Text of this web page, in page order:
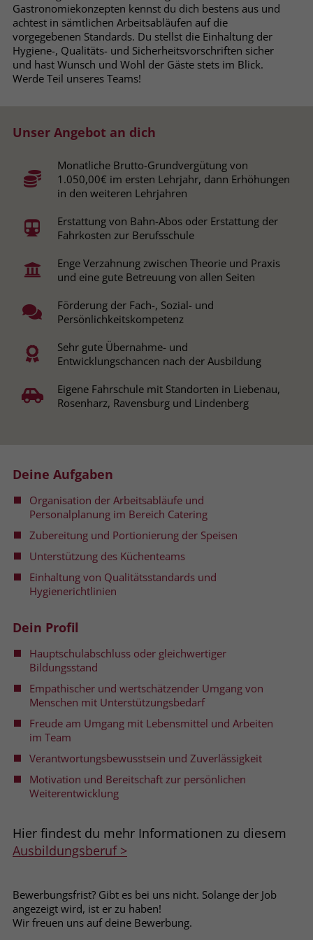
Gastronomiekonzepten kennst du dich bestens aus und
achtest in sämtlichen Arbeitsabläufen auf die
vorgegebenen Standards. Du stellst die Einhaltung der
Hygiene-, Qualitäts- und Sicherheitsvorschriften sicher
und hast Wunsch und Wohl der Gäste stets im Blick.
Werde Teil unseres Teams!
Unser Angebot an dich
Monatliche Brutto-Grundvergütung von
1.050,00€ im ersten Lehrjahr, dann Erhöhungen
in den weiteren Lehrjahren
Erstattung von Bahn-Abos oder Erstattung der
Fahrkosten zur Berufsschule
Enge Verzahnung zwischen Theorie und Praxis
und eine gute Betreuung von allen Seiten
Förderung der Fach-, Sozial- und
Persönlichkeitskompetenz
Sehr gute Übernahme- und
Entwicklungschancen nach der Ausbildung
Eigene Fahrschule mit Standorten in Liebenau,
Rosenharz, Ravensburg und Lindenberg
Deine Aufgaben
Organisation der Arbeitsabläufe und
Personalplanung im Bereich Catering
Zubereitung und Portionierung der Speisen
Unterstützung des Küchenteams
Einhaltung von Qualitätsstandards und
Hygienerichtlinien
Dein Profil
Hauptschulabschluss oder gleichwertiger
Bildungsstand
Empathischer und wertschätzender Umgang von
Menschen mit Unterstützungsbedarf
Freude am Umgang mit Lebensmittel und Arbeiten
im Team
Verantwortungsbewusstsein und Zuverlässigkeit
Motivation und Bereitschaft zur persönlichen
Weiterentwicklung
Hier findest du mehr Informationen zu diesem
Ausbildungsberuf >
Bewerbungsfrist? Gibt es bei uns nicht. Solange der Job
angezeigt wird, ist er zu haben!
Wir freuen uns auf deine Bewerbung.
Name PHPSESSID
Anbieter stiftung-liebenau.de
Zweck
Behält die Zustände des Benutzers bei
allen Seitenanfragen bei.
Name cookie_optin
Anbieter www.stiftung-liebenau.de
Behält die Zustimmung des Benutzers
Anbieter .fonts.net
Laufzeit 30 Minuten
Anbieter jobs.stiftung-liebenau.de
Zweck
Behält die Zustände des Benutzers bei
allen Seitenanfragen bei.
Zweck
Browsers und die Einstellungen
exklusiv für diese Website zu speichern.
Dadurch wird gewährleistet, dass
Aktionen, die bei späteren Besuchen
derselben Website durchgeführt
Anbieter www.clarity.ms
Zweck
Microsoft Clarity setzt dieses Cookie,
zu speichern und in einer einzigen
Sitzungsaufzeichnung
zusammenzufassen.
Name _gcl_au
Laufzeit 90 Tage
Name _gcl_aw
Anbieter Google Ads
Laufzeit 90 Tage
Zweck
Dieses Cookie wird gesetzt, wenn ein
User über einen Klick auf eine Google
sodass erzielte Erfolge wie z.B.
Bestellungen oder Kontaktanfragen der
Name _gcl_dc
Anbieter Google Ads
Laufzeit 90 Tage
User über einen Klick auf eine Google
Werbeanzeige auf die Website gelangt.
Es enthält Informationen darüber,
sodass erzielte Erfolge wie z.B.
Bestellungen oder Kontaktanfragen der
Anzeige zugewiesen werden können.